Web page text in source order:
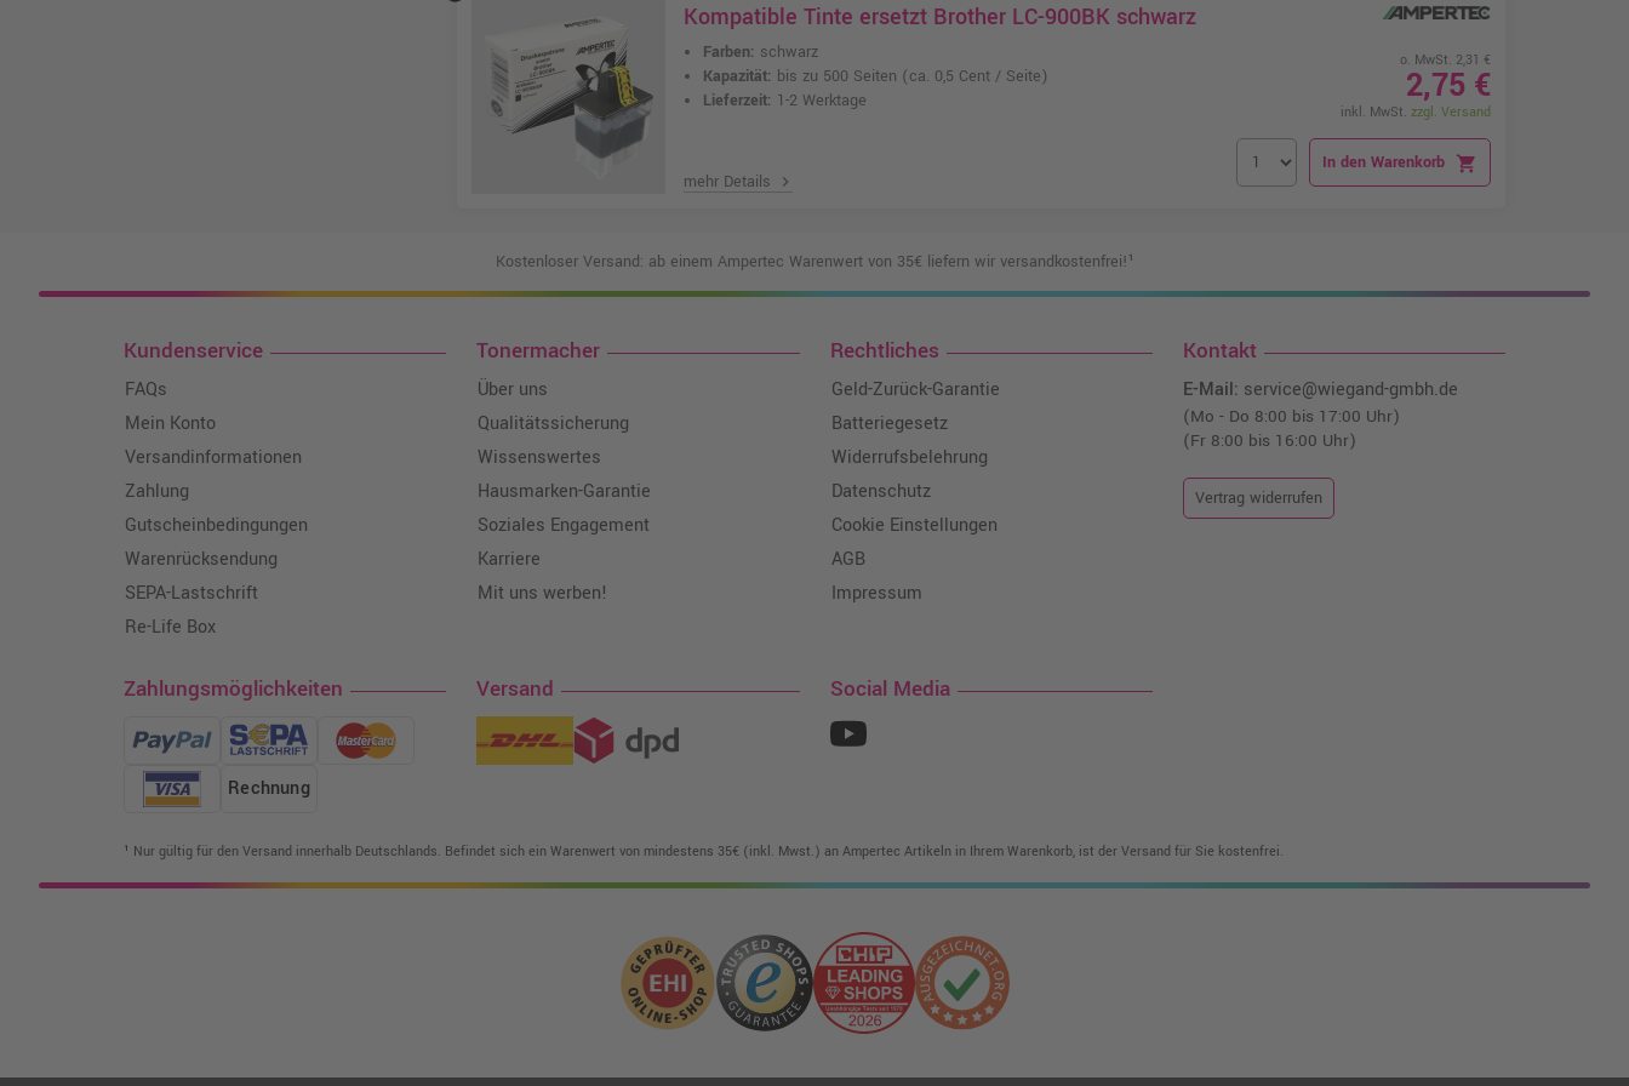
Kompatible Tinte ersetzt Brother LC-900BK schwarz
Farben: schwarz
Kapazität: bis zu 500 Seiten (ca. 0,5 Cent / Seite)
Lieferzeit: 1-2 Werktage
mehr Details chevron_right
o. MwSt. 2,31 €
2,75 €
inkl. MwSt. zzgl. Versand
In den Warenkorb shopping_cart
Kostenloser Versand: ab einem Ampertec Warenwert von 35€ liefern wir versandkostenfrei!¹
Kundenservice
FAQs
Mein Konto
Versandinformationen
Zahlung
Gutscheinbedingungen
Warenrücksendung
SEPA-Lastschrift
Re-Life Box
Tonermacher
Über uns
Qualitätssicherung
Wissenswertes
Hausmarken-Garantie
Soziales Engagement
Karriere
Mit uns werben!
Rechtliches
Geld-Zurück-Garantie
Batteriegesetz
Widerrufsbelehrung
Datenschutz
Cookie Einstellungen
AGB
Impressum
Kontakt
E-Mail: service@wiegand-gmbh.de
(Mo - Do 8:00 bis 17:00 Uhr)
(Fr 8:00 bis 16:00 Uhr)
Vertrag widerrufen
Zahlungsmöglichkeiten
Rechnung
Versand Social Media
¹ Nur gültig für den Versand innerhalb Deutschlands. Befindet sich ein Warenwert von mindestens 35€ (inkl. Mwst.) an Ampertec Artikeln in Ihrem Warenkorb, ist der Versand für Sie kostenfrei.